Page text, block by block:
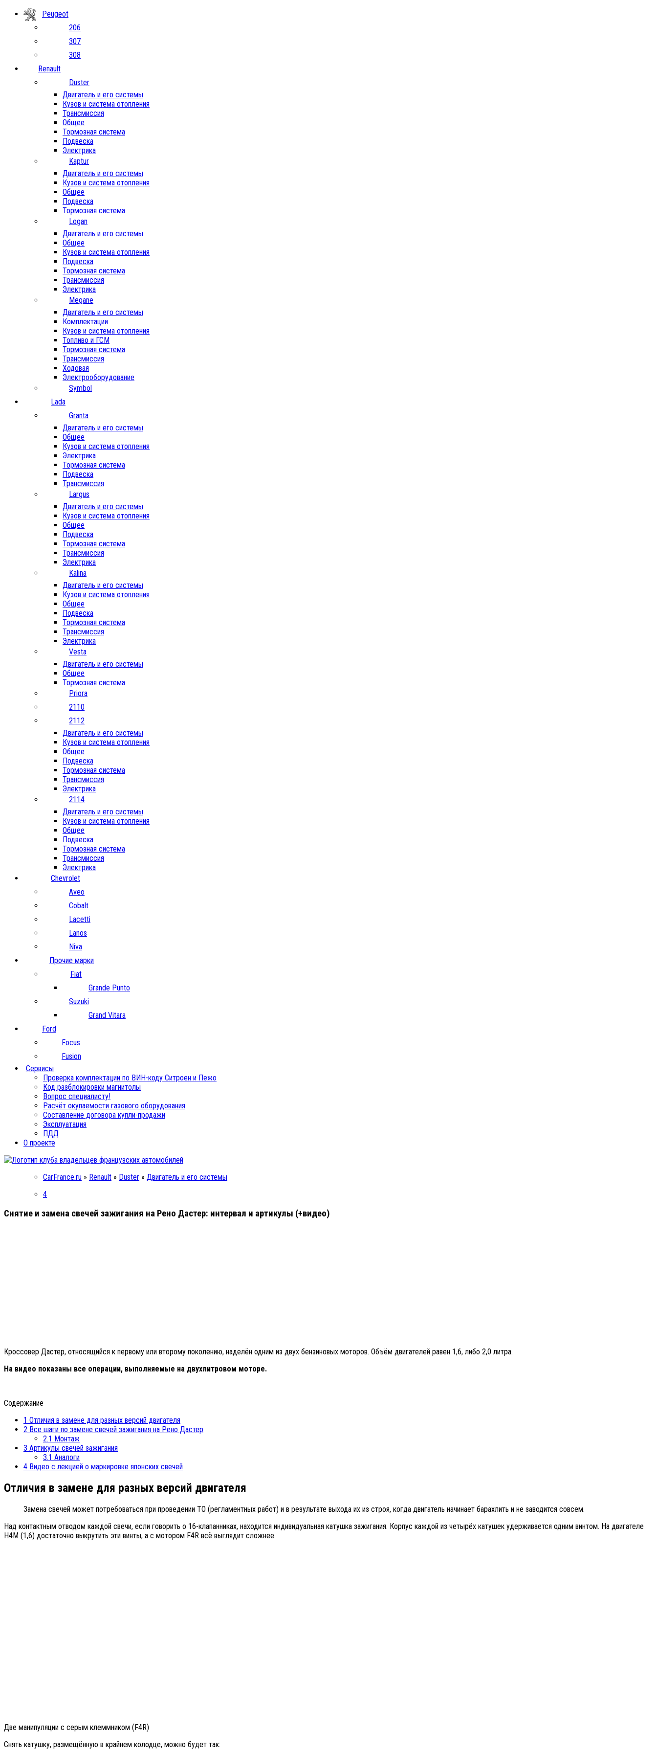
Peugeot
206
307
308
Renault
Duster
Двигатель и его системы
Кузов и система отопления
Трансмиссия
Общее
Тормозная система
Подвеска
Электрика
Kaptur
Двигатель и его системы
Кузов и система отопления
Общее
Подвеска
Тормозная система
Logan
Двигатель и его системы
Общее
Кузов и система отопления
Подвеска
Тормозная система
Трансмиссия
Электрика
Megane
Двигатель и его системы
Комплектации
Кузов и система отопления
Топливо и ГСМ
Тормозная система
Трансмиссия
Ходовая
Электрооборудование
Symbol
Lada
Granta
Двигатель и его системы
Общее
Кузов и система отопления
Электрика
Тормозная система
Подвеска
Трансмиссия
Largus
Двигатель и его системы
Кузов и система отопления
Общее
Подвеска
Тормозная система
Трансмиссия
Электрика
Kalina
Двигатель и его системы
Кузов и система отопления
Общее
Подвеска
Тормозная система
Трансмиссия
Электрика
Vesta
Двигатель и его системы
Общее
Тормозная система
Priora
2110
2112
Двигатель и его системы
Кузов и система отопления
Общее
Подвеска
Тормозная система
Трансмиссия
Электрика
2114
Двигатель и его системы
Кузов и система отопления
Общее
Подвеска
Тормозная система
Трансмиссия
Электрика
Chevrolet
Aveo
Cobalt
Lacetti
Lanos
Niva
Прочие марки
Fiat
Grande Punto
Suzuki
Grand Vitara
Ford
Focus
Fusion
Сервисы
Проверка комплектации по ВИН-коду Ситроен и Пежо
Код разблокировки магнитолы
Вопрос специалисту!
Расчёт окупаемости газового оборудования
Составление договора купли-продажи
Эксплуатация
ПДД
О проекте
CarFrance.ru » Renault » Duster » Двигатель и его системы
4
Снятие и замена свечей зажигания на Рено Дастер: интервал и артикулы (+видео)
Кроссовер Дастер, относящийся к первому или второму поколению, наделён одним из двух бензиновых моторов. Объём двигателей равен 1,6, либо 2,0 литра.
На видео показаны все операции, выполняемые на двухлитровом моторе.
Содержание
1 Отличия в замене для разных версий двигателя
2 Все шаги по замене свечей зажигания на Рено Дастер
2.1 Монтаж
3 Артикулы свечей зажигания
3.1 Аналоги
4 Видео с лекцией о маркировке японских свечей
Отличия в замене для разных версий двигателя
Замена свечей может потребоваться при проведении ТО (регламентных работ) и в результате выхода их из строя, когда двигатель начинает барахлить и не заводится совсем.
Над контактным отводом каждой свечи, если говорить о 16-клапанниках, находится индивидуальная катушка зажигания. Корпус каждой из четырёх катушек удерживается одним винтом. На двигателе
H4M (1,6) достаточно выкрутить эти винты, а с мотором F4R всё выглядит сложнее.
Две манипуляции с серым клеммником (F4R)
Снять катушку, размещённую в крайнем колодце, можно будет так: